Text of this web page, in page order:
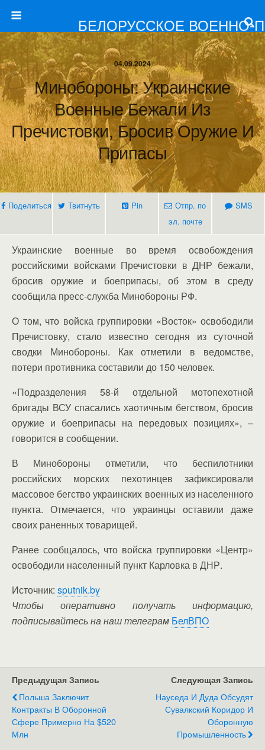
БЕЛОРУССКОЕ ВОЕННО-
04.09.2024
Минобороны: Украинские
Военные Бежали Из
Пречистовки, Бросив Оружие И
Припасы
Поделиться Твитнуть Pin
Отпр. по
эл. почте
SMS
Украинские военные во время освобождения
российскими войсками Пречистовки в ДНР бежали,
бросив оружие и боеприпасы, об этом в среду
сообщила пресс-служба Минобороны РФ.
О том, что войска группировки «Восток» освободили
Пречистовку, стало известно сегодня из суточной
сводки Минобороны. Как отметили в ведомстве,
потери противника составили до 150 человек.
«Подразделения 58-й отдельной мотопехотной
бригады ВСУ спасались хаотичным бегством, бросив
оружие и боеприпасы на передовых позициях», –
говорится в сообщении.
В Минобороны отметили, что беспилотники
российских морских пехотинцев зафиксировали
массовое бегство украинских военных из населенного
пункта. Отмечается, что украинцы оставили даже
своих раненных товарищей.
Ранее сообщалось, что войска группировки «Центр»
освободили населенный пункт Карловка в ДНР.
Источник: sputnik.by
Чтобы оперативно получать информацию,
подписывайтесь на наш телеграм БелВПО
Предыдущая Запись
Польша Заключит
Контракты В Оборонной
Сфере Примерно На $520
Млн
Следующая Запись
Науседа И Дуда Обсудят
Сувалкский Коридор И
Оборонную
Промышленность